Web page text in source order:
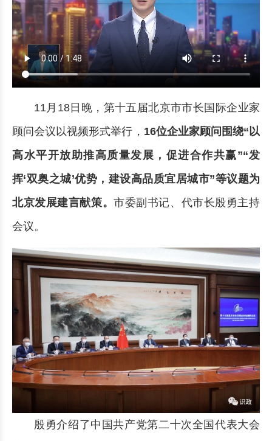
11月18日晚，第十五届北京市市长国际企业家
顾问会议以视频形式举行， 16位企业家顾问围绕“以
高水平开放助推高质量发展，促进合作共赢”“发
挥‘双奥之城’优势，建设高品质宜居城市”等议题为
北京发展建言献策。市委副书记、代市长殷勇主持
会议。
殷勇介绍了中国共产党第二十次全国代表大会